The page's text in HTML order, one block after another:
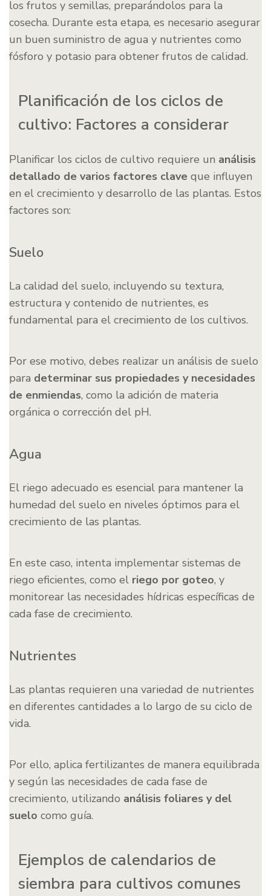
los frutos y semillas, preparándolos para la
cosecha. Durante esta etapa, es necesario asegurar
un buen suministro de agua y nutrientes como
fósforo y potasio para obtener frutos de calidad.
Planificación de los ciclos de
cultivo: Factores a considerar
Planificar los ciclos de cultivo requiere un análisis
detallado de varios factores clave que influyen
en el crecimiento y desarrollo de las plantas. Estos
factores son:
Suelo
La calidad del suelo, incluyendo su textura,
estructura y contenido de nutrientes, es
fundamental para el crecimiento de los cultivos.
Por ese motivo, debes realizar un análisis de suelo
para determinar sus propiedades y necesidades
de enmiendas, como la adición de materia
orgánica o corrección del pH.
Agua
El riego adecuado es esencial para mantener la
humedad del suelo en niveles óptimos para el
crecimiento de las plantas.
En este caso, intenta implementar sistemas de
riego eficientes, como el riego por goteo, y
monitorear las necesidades hídricas específicas de
cada fase de crecimiento.
Nutrientes
Las plantas requieren una variedad de nutrientes
en diferentes cantidades a lo largo de su ciclo de
vida.
Por ello, aplica fertilizantes de manera equilibrada
y según las necesidades de cada fase de
crecimiento, utilizando análisis foliares y del
suelo como guía.
Ejemplos de calendarios de
siembra para cultivos comunes